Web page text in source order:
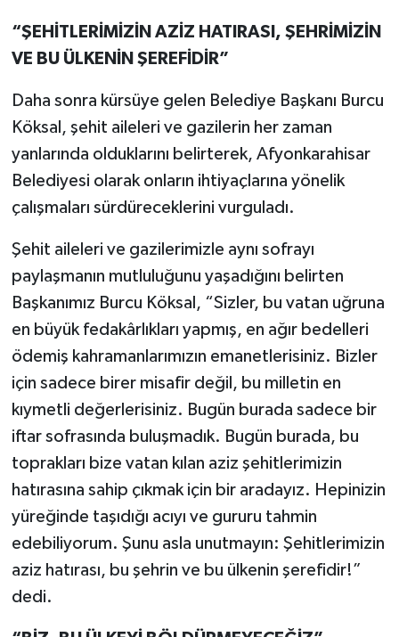
“ŞEHİTLERİMİZİN AZİZ HATIRASI, ŞEHRİMİZİN
VE BU ÜLKENİN ŞEREFİDİR”
Daha sonra kürsüye gelen Belediye Başkanı Burcu
Köksal, şehit aileleri ve gazilerin her zaman
yanlarında olduklarını belirterek, Afyonkarahisar
Belediyesi olarak onların ihtiyaçlarına yönelik
çalışmaları sürdüreceklerini vurguladı.
Şehit aileleri ve gazilerimizle aynı sofrayı
paylaşmanın mutluluğunu yaşadığını belirten
Başkanımız Burcu Köksal, “Sizler, bu vatan uğruna
en büyük fedakârlıkları yapmış, en ağır bedelleri
ödemiş kahramanlarımızın emanetlerisiniz. Bizler
için sadece birer misafir değil, bu milletin en
kıymetli değerlerisiniz. Bugün burada sadece bir
iftar sofrasında buluşmadık. Bugün burada, bu
toprakları bize vatan kılan aziz şehitlerimizin
hatırasına sahip çıkmak için bir aradayız. Hepinizin
yüreğinde taşıdığı acıyı ve gururu tahmin
edebiliyorum. Şunu asla unutmayın: Şehitlerimizin
aziz hatırası, bu şehrin ve bu ülkenin şerefidir!”
dedi.